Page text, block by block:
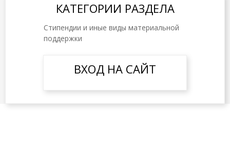
КАТЕГОРИИ РАЗДЕЛА
Стипендии и иные виды материальной
поддержки
ВХОД НА САЙТ